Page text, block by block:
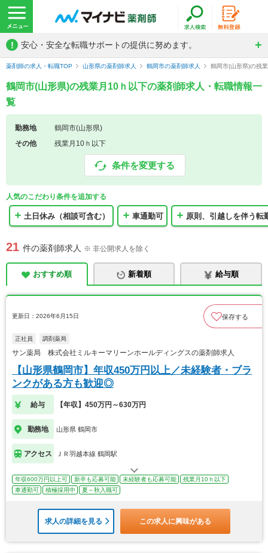
! 安心・安全な転職サポートの提供に努めます。
薬剤師の求人・転職TOP 山形県の薬剤師求人 鶴岡市の薬剤師求人 鶴岡市(山形県)の残
鶴岡市(山形県)の残業月10ｈ以下の薬剤師求人・転職情報一
覧
勤務地
鶴岡市(山形県)
その他
残業月10ｈ以下
条件を変更する
人気のこだわり条件を追加する
土日休み（相談可含む） 車通勤可 原則、引越しを伴う転
21 件の薬剤師求人 ※ 非公開求人を除く
おすすめ順 新着順 給与順
更新日：2026年6月15日 保存する
正社員 調剤薬局
サン薬局 株式会社ミルキーマリーンホールディングスの薬剤師求人
【山形県鶴岡市】年収450万円以上／未経験者・ブラ
ンクがある方も歓迎◎
給与 【年収】450万円～630万円
勤務地 山形県 鶴岡市
アクセス ＪＲ羽越本線 鶴岡駅
年収600万円以上可 新卒も応募可能 未経験者も応募可能
残業月10ｈ以下
車通勤可
積極採用中 夏～秋入職可
求人の詳細を見る この求人に興味がある